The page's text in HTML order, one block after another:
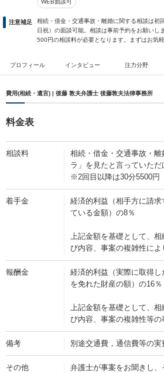
WEB面談可
注意補足
相続・借金・交通事故・離婚に関する相談は初
日祝）の面談可能。相談は事前予約をお願いし
500円の相談料が必要となります。まずはお気
プロフィール インタビュー 注力分野
費用(相続・遺言) | 後藤 敦夫弁護士 後藤敦夫法律事務所
料金表
相談料
相続・借金・交通事故・
ラ」を見たと言っていただ
※2回目以降は30分5500円
着手金
経済的利益（相手方に請
ている金額）の8％
上記金額を基礎として、
び内容、事案の複雑性に
報酬金
経済的利益（実際に取得
を免れた財産の額）の16％
上記金額を基礎として、
び内容、事案の複雑性等
備考 別途交通費，通信費等の実
その他
弁護士が事案をお聞きし